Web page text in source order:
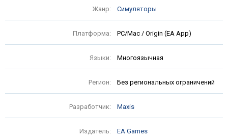
Жанр: Симуляторы
Платформа: PC/Mac / Origin (EA App)
Языки: Многоязычная
Регион: Без региональных ограничений
Разработчик: Maxis
Издатель: EA Games